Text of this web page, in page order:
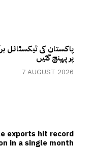
پاکستان کی ٹیکسٹائل
پر پہنچ گئیں
7 AUGUST 2026
exports hit record
in a single month